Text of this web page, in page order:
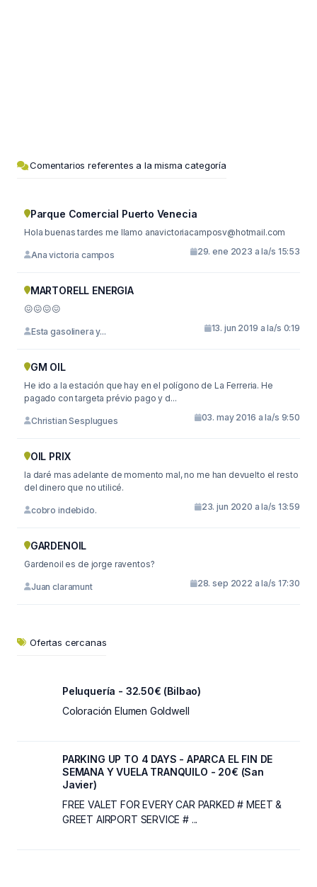
Comentarios referentes a la misma categoría
Parque Comercial Puerto Venecia
Hola buenas tardes me llamo anavictoriacamposv@hotmail.com
Ana victoria campos 29. ene 2023 a la/s 15:53
MARTORELL ENERGIA
😖😖😖😖
Esta gasolinera y... 13. jun 2019 a la/s 0:19
GM OIL
He ido a la estación que hay en el polígono de La Ferreria. He
pagado con targeta prévio pago y d...
Christian Sesplugues 03. may 2016 a la/s 9:50
OIL PRIX
la daré mas adelante de momento mal, no me han devuelto el resto
del dinero que no utilicé.
cobro indebido. 23. jun 2020 a la/s 13:59
GARDENOIL
Gardenoil es de jorge raventos?
Juan claramunt 28. sep 2022 a la/s 17:30
Ofertas cercanas
Peluquería - 32.50€ (Bilbao)
Coloración Elumen Goldwell
PARKING UP TO 4 DAYS - APARCA EL FIN DE
SEMANA Y VUELA TRANQUILO - 20€ (San
Javier)
FREE VALET FOR EVERY CAR PARKED # MEET &
GREET AIRPORT SERVICE # ...